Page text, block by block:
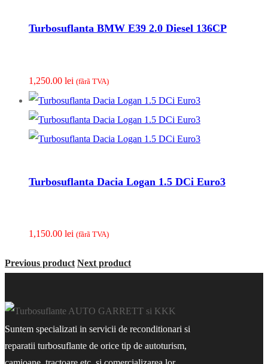
Turbosuflanta BMW E39 2.0 Diesel 136CP
1,250.00 lei (fãrã TVA)
Turbosuflanta Dacia Logan 1.5 DCi Euro3
1,150.00 lei (fãrã TVA)
Previous product Next product
Suntem specializati in servicii de reconditionari si
reparatii turbosuflante de orice tip de autoturism,